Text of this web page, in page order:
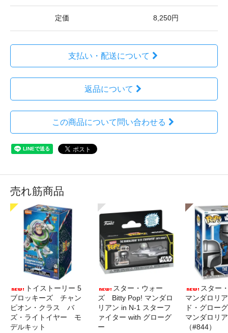
定価 8,250円
支払い・配送について
返品について
この商品について問い合わせる
売れ筋商品
トイストーリー 5
ブロッキーズ チャン
ピオン・クラス バ
ズ・ライトイヤー モ
デルキット
スター・ウォー
ズ Bitty Pop! マンダロ
リアン in N-1 スターフ
ァイター with グローグ
ー
スター
マンダロリ
ド・グロー
マンダロリ
（#844）